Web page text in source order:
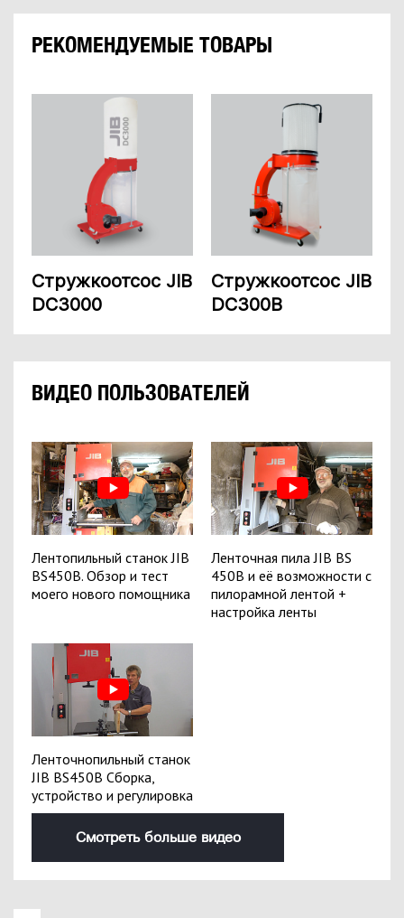
РЕКОМЕНДУЕМЫЕ ТОВАРЫ
Стружкоотсос JIB
DC3000
Стружкоотсос JIB
DC300B
ВИДЕО ПОЛЬЗОВАТЕЛЕЙ
Лентопильный станок JIB
BS450B. Обзор и тест
моего нового помощника
Ленточная пила JIB BS
450B и её возможности с
пилорамной лентой +
настройка ленты
Ленточнопильный станок
JIB BS450B Сборка,
устройство и регулировка
Смотреть больше видео